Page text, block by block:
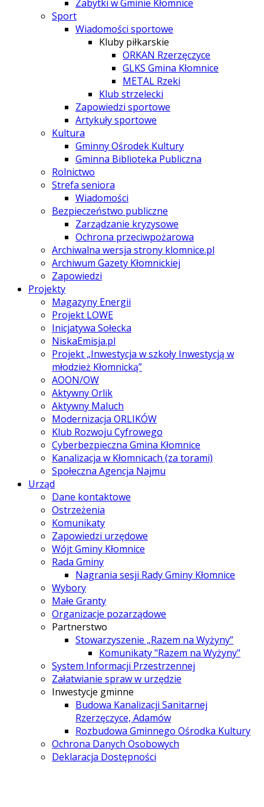
Zabytki w Gminie Kłomnice
Sport
Wiadomości sportowe
Kluby piłkarskie
ORKAN Rzerzęczyce
GLKS Gmina Kłomnice
METAL Rzeki
Klub strzelecki
Zapowiedzi sportowe
Artykuły sportowe
Kultura
Gminny Ośrodek Kultury
Gminna Biblioteka Publiczna
Rolnictwo
Strefa seniora
Wiadomości
Bezpieczeństwo publiczne
Zarządzanie kryzysowe
Ochrona przeciwpożarowa
Archiwalna wersja strony klomnice.pl
Archiwum Gazety Kłomnickiej
Zapowiedzi
Projekty
Magazyny Energii
Projekt LOWE
Inicjatywa Sołecka
NiskaEmisja.pl
Projekt „Inwestycja w szkoły Inwestycją w
młodzież Kłomnicką”
AOON/OW
Aktywny Orlik
Aktywny Maluch
Modernizacja ORLIKÓW
Klub Rozwoju Cyfrowego
Cyberbezpieczna Gmina Kłomnice
Kanalizacja w Kłomnicach (za torami)
Społeczna Agencja Najmu
Urząd
Dane kontaktowe
Ostrzeżenia
Komunikaty
Zapowiedzi urzędowe
Wójt Gminy Kłomnice
Rada Gminy
Nagrania sesji Rady Gminy Kłomnice
Wybory
Małe Granty
Organizacje pozarządowe
Partnerstwo
Stowarzyszenie „Razem na Wyżyny”
Komunikaty "Razem na Wyżyny"
System Informacji Przestrzennej
Załatwianie spraw w urzędzie
Inwestycje gminne
Budowa Kanalizacji Sanitarnej
Rzerzęczyce, Adamów
Rozbudowa Gminnego Ośrodka Kultury
Ochrona Danych Osobowych
Deklaracja Dostępności